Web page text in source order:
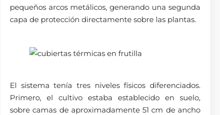
pequeños arcos metálicos, generando una segunda
capa de protección directamente sobre las plantas.
El sistema tenía tres niveles físicos diferenciados.
Primero, el cultivo estaba establecido en suelo,
sobre camas de aproximadamente 51 cm de ancho